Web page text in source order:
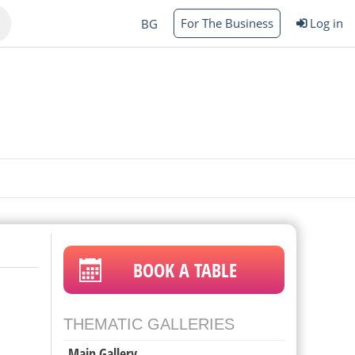
BG For The Business Log in
BOOK A TABLE
THEMATIC GALLERIES